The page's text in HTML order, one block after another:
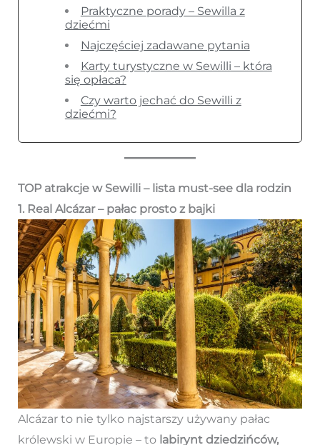
Praktyczne porady – Sewilla z
dziećmi
Najczęściej zadawane pytania
Karty turystyczne w Sewilli – która
się opłaca?
Czy warto jechać do Sewilli z
dziećmi?
TOP atrakcje w Sewilli – lista must-see dla rodzin
1. Real Alcázar – pałac prosto z bajki
Alcázar to nie tylko najstarszy używany pałac
królewski w Europie – to labirynt dziedzińców,